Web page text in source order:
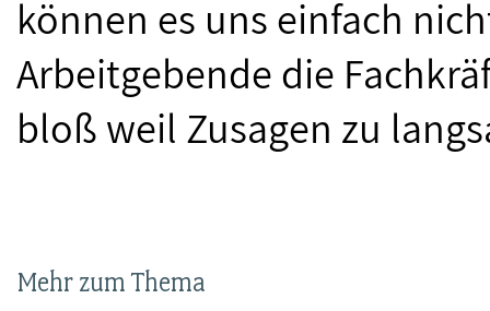
können es uns einfach
Arbeitgebende die
bloß weil Zusagen zu
Mehr zum Thema